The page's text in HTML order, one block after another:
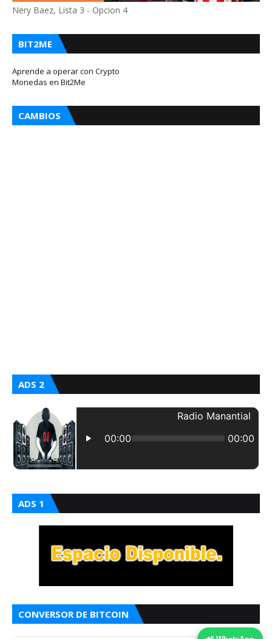
Nery Baez, Lista 3 - Opcion 4
BIT2ME
Aprende a operar con Crypto
Monedas en Bit2Me
CAMBIOS
ADS 2
ADS 1
CONVERSOR DE BITCOIN